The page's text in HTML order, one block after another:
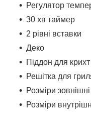
Регулятор
30 хв таймер
2 рівні вставки
Деко
Піддон для крихт
Решітка для
Розміри
Розміри